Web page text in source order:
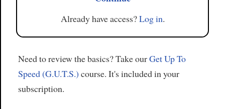
Already have access?Log in.
Need to review the basics? Take ourGet Up To
Speed (G.U.T.S.) course. It's included in your
subscription.